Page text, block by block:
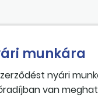
munkára
nyári
van
Ebben az